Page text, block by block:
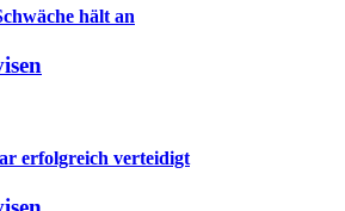
hält an
erfolgreich verteidigt